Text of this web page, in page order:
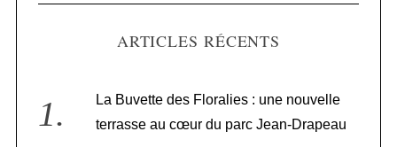
ARTICLES RÉCENTS
La Buvette des Floralies : une nouvelle
terrasse au cœur du parc Jean-Drapeau